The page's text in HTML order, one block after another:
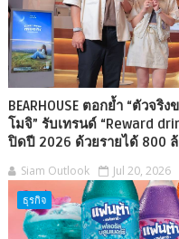
BEARHOUSE ตอกย้ำ “ตัวจ
โมจิ” รับเทรนด์ “Reward
ปิดปี 2026 ด้วยรายได้ 800
Siam Outlook Jul 20, 2026
ธุรกิจ